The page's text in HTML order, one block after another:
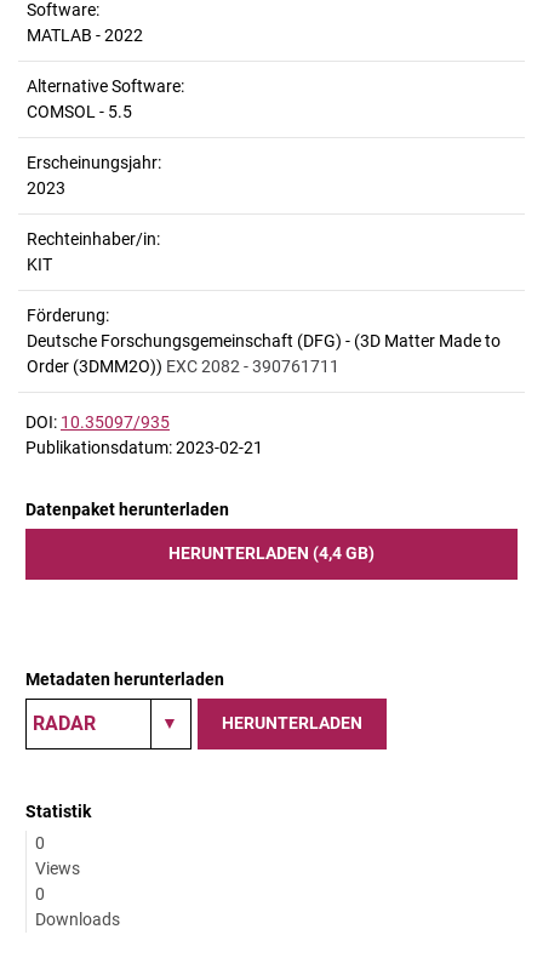
Software:
MATLAB - 2022
Alternative Software:
COMSOL - 5.5
Erscheinungsjahr:
2023
Rechteinhaber/in:
KIT
Förderung:
Deutsche Forschungsgemeinschaft (DFG) - (3D Matter Made to
Order (3DMM2O)) EXC 2082 - 390761711
DOI: 10.35097/935
Publikationsdatum: 2023-02-21
Datenpaket herunterladen
HERUNTERLADEN (4,4 GB)
Metadaten herunterladen
HERUNTERLADEN
Statistik
0
Views
0
Downloads